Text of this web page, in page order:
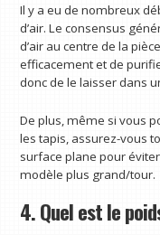
Il y a eu de nombreux
d’air. Le consensus
d’air au centre de la
efficacement et de
donc de le laisser dans
De plus, même si vous
les tapis, assurez-vous
surface plane pour
modèle plus grand/tour.
4. Quel est le